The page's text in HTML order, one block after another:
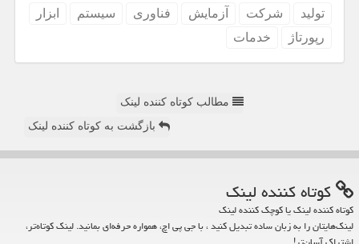
تولید شركت آزمایش فناوری سیستم
ابزار
رپورتاژ
خدمات
مطالب کوتاه کننده لینک
بازگشت به کوتاه کننده لینک
كوتاه كننده لینك
کوتاه کننده لینک یا کوچک کننده لینک
لینک‌هایتان را به زبان ساده تبدیل کنید ، با جی پی اچ، همواره حرفه‌ای بمانید. لینک کوتاه‌تر،